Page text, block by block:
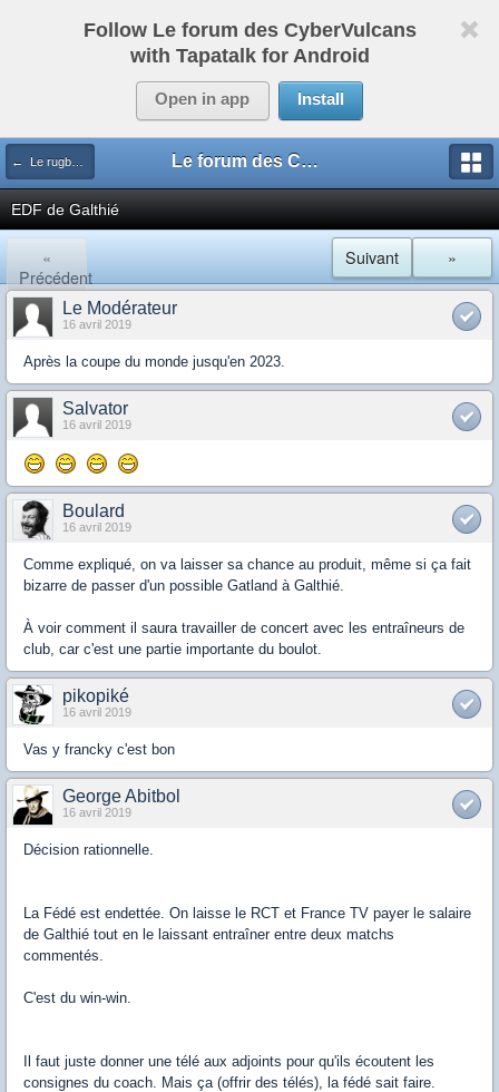
Follow Le forum des CyberVulcans
with Tapatalk for Android
Open in app Install
← Le rugby international Le forum des CyberVulcans
EDF de Galthié
«
Précédent
»
Suivant
Le Modérateur
16 avril 2019
Après la coupe du monde jusqu'en 2023.
Salvator
16 avril 2019
Boulard
16 avril 2019
Comme expliqué, on va laisser sa chance au produit, même si ça fait
bizarre de passer d'un possible Gatland à Galthié.
À voir comment il saura travailler de concert avec les entraîneurs de
club, car c'est une partie importante du boulot.
pikopiké
16 avril 2019
Vas y francky c'est bon
George Abitbol
16 avril 2019
Décision rationnelle.
La Fédé est endettée. On laisse le RCT et France TV payer le salaire
de Galthié tout en le laissant entraîner entre deux matchs
commentés.
C'est du win-win.
Il faut juste donner une télé aux adjoints pour qu'ils écoutent les
consignes du coach. Mais ça (offrir des télés), la fédé sait faire.